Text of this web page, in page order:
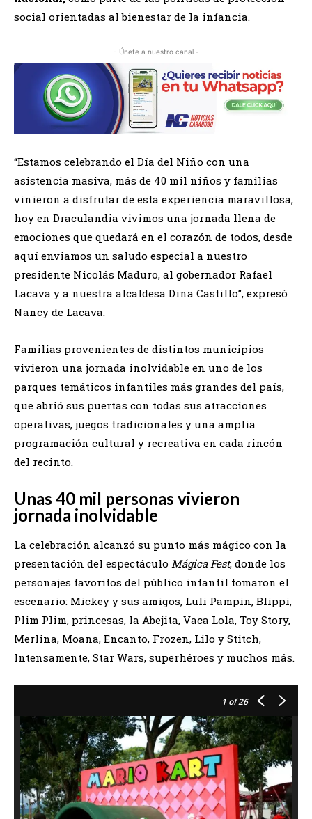
social orientadas al bienestar de la infancia.
- Únete a nuestro canal -
“Estamos celebrando el Día del Niño con una
asistencia masiva, más de 40 mil niños y familias
vinieron a disfrutar de esta experiencia maravillosa,
hoy en Draculandia vivimos una jornada llena de
emociones que quedará en el corazón de todos, desde
aquí enviamos un saludo especial a nuestro
presidente Nicolás Maduro, al gobernador Rafael
Lacava y a nuestra alcaldesa Dina Castillo”, expresó
Nancy de Lacava.
Familias provenientes de distintos municipios
vivieron una jornada inolvidable en uno de los
parques temáticos infantiles más grandes del país,
que abrió sus puertas con todas sus atracciones
operativas, juegos tradicionales y una amplia
programación cultural y recreativa en cada rincón
del recinto.
Unas 40 mil personas vivieron
jornada inolvidable
La celebración alcanzó su punto más mágico con la
presentación del espectáculo Mágica Fest, donde los
personajes favoritos del público infantil tomaron el
escenario: Mickey y sus amigos, Luli Pampin, Blippi,
Plim Plim, princesas, la Abejita, Vaca Lola, Toy Story,
Merlina, Moana, Encanto, Frozen, Lilo y Stitch,
Intensamente, Star Wars, superhéroes y muchos más.
1 of 26